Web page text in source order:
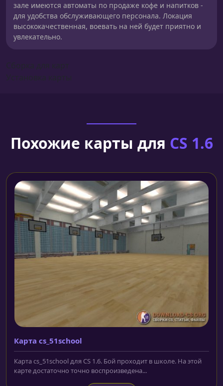
зале имеются автоматы по продаже кофе и напитков -
для удобства обслуживающего персонала. Локация
высококачественная, воевать на ней будет приятно и
увлекательно.
Похожие карты для CS 1.6
Карта cs_51school
Карта cs_51school для CS 1.6. Бой проходит в школе. На этой
карте достаточно точно воспроизведена...